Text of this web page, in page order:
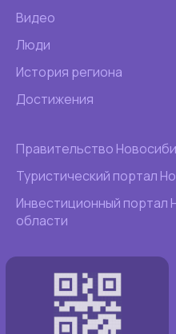
Видео
Люди
История региона
Достижения
Правительство
Туристический портал
Инвестиционный портал
области